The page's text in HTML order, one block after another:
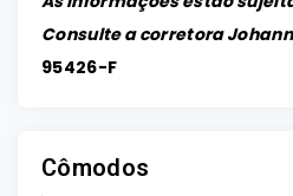
Consulte a corretora
95426-F
Cômodos